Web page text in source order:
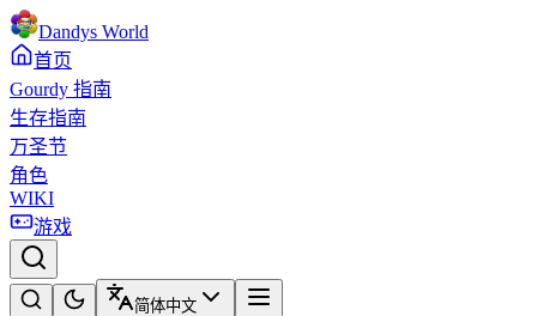
Dandys World
首页
Gourdy 指南
生存指南
万圣节
角色
WIKI
游戏
简体中文